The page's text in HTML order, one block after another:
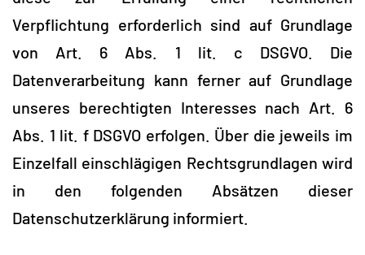
Verpflichtung erforderlich sind auf Grundlage
von Art. 6 Abs. 1 lit. c DSGVO. Die
Datenverarbeitung kann ferner auf Grundlage
unseres berechtigten Interesses nach Art. 6
Abs. 1 lit. f DSGVO erfolgen. Über die jeweils im
Einzelfall einschlägigen Rechtsgrundlagen wird
in den folgenden Absätzen dieser
Datenschutzerklärung informiert.